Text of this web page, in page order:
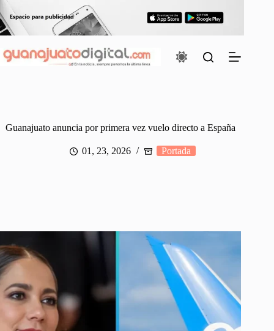
al
contenido
Guanajuato anuncia por primera vez vuelo directo a España
01, 23, 2026 Portada